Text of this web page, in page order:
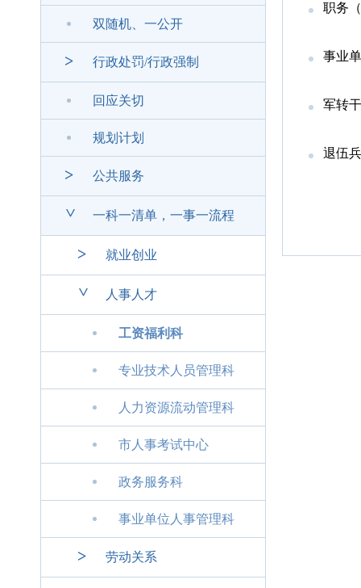
双随机、一公开
> 行政处罚/行政强制
回应关切
规划计划
> 公共服务
> 一科一清单，一事一流程
> 就业创业
> 人事人才
工资福利科
专业技术人员管理科
人力资源流动管理科
市人事考试中心
政务服务科
事业单位人事管理科
> 劳动关系
职务
事业
军转
退伍